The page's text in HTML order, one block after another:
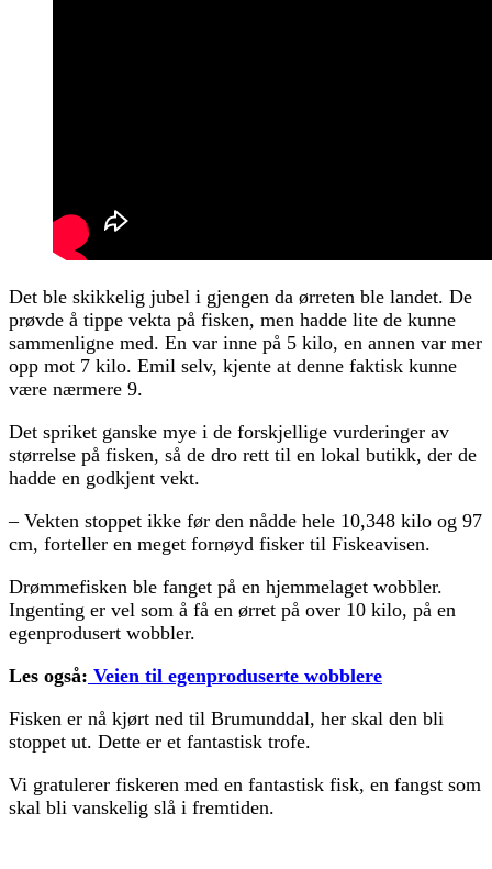
Det ble skikkelig jubel i gjengen da ørreten ble landet. De
prøvde å tippe vekta på fisken, men hadde lite de kunne
sammenligne med. En var inne på 5 kilo, en annen var mer
opp mot 7 kilo. Emil selv, kjente at denne faktisk kunne
være nærmere 9.
Det spriket ganske mye i de forskjellige vurderinger av
størrelse på fisken, så de dro rett til en lokal butikk, der de
hadde en godkjent vekt.
– Vekten stoppet ikke før den nådde hele 10,348 kilo og 97
cm, forteller en meget fornøyd fisker til Fiskeavisen.
Drømmefisken ble fanget på en hjemmelaget wobbler.
Ingenting er vel som å få en ørret på over 10 kilo, på en
egenprodusert wobbler.
Les også: Veien til egenproduserte wobblere
Fisken er nå kjørt ned til Brumunddal, her skal den bli
stoppet ut. Dette er et fantastisk trofe.
Vi gratulerer fiskeren med en fantastisk fisk, en fangst som
skal bli vanskelig slå i fremtiden.